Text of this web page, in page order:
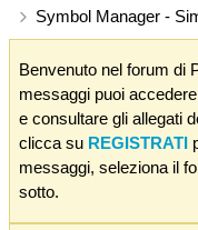
Symbol Manager -
Benvenuto nel forum di
messaggi puoi
e consultare gli allegati
clicca su REGISTRATI
messaggi, seleziona il
sotto.